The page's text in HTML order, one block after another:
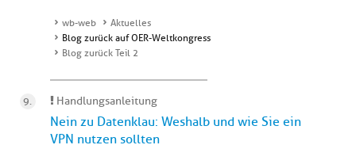
wb-web
Aktuelles
Blog zurück auf OER-Weltkongress
Blog zurück Teil 2
Handlungsanleitung
Nein zu Datenklau: Weshalb und wie Sie ein
VPN nutzen sollten